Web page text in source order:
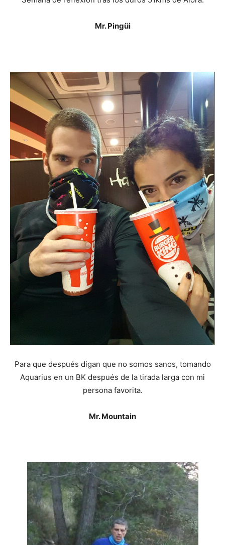
Mr. Pingüi
Para que después digan que no somos sanos, tomando
Aquarius en un BK después de la tirada larga con mi
persona favorita.
Mr. Mountain